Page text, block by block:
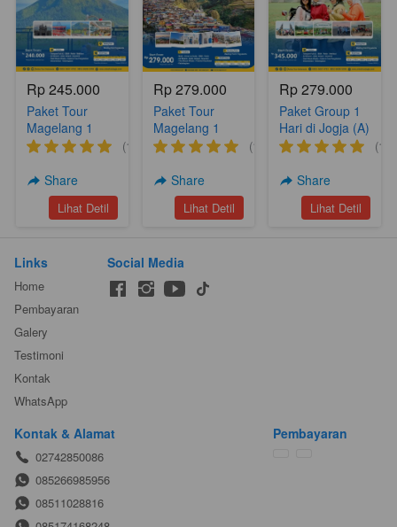
Rp 245.000
Paket Tour
Magelang 1
Hari (A17)
(1)
Share
`Lihat Detil
Rp 279.000
Paket Tour
Magelang 1
Hari Nepal Van
Nampan
Sukomakmur
(1)
Share
`
Lihat Detil
Rp 279.000
Paket Group 1
Hari di Jogja (A)
(1)
Share
`Lihat Detil
Links
Home
Pembayaran
Galery
Testimoni
Kontak
WhatsApp
Social Media
Kontak & Alamat
02742850086
085266985956
08511028816
Pembayaran